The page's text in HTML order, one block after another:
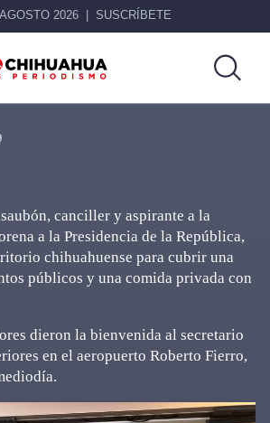
2026 SUSCRÍBETE
canciller y aspirante a la
a la Presidencia de la República,
chihuahuense para cubrir una
públicos y una comida privada con
dieron la bienvenida al secretario
en el aeropuerto Roberto Fierro,